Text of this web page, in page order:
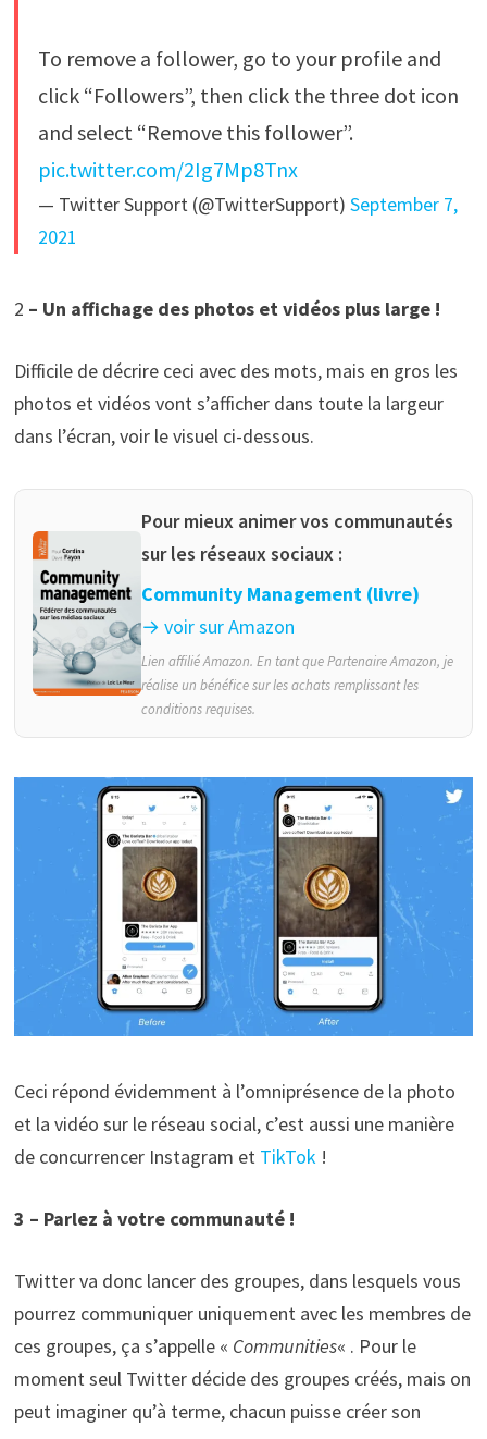
To remove a follower, go to your profile and
click “Followers”, then click the three dot icon
and select “Remove this follower”.
pic.twitter.com/2Ig7Mp8Tnx
— Twitter Support (@TwitterSupport) September 7,
2021
2 – Un affichage des photos et vidéos plus large !
Difficile de décrire ceci avec des mots, mais en gros les
photos et vidéos vont s’afficher dans toute la largeur
dans l’écran, voir le visuel ci-dessous.
Pour mieux animer vos communautés
sur les réseaux sociaux :
Community Management (livre)
→ voir sur Amazon
Lien affilié Amazon. En tant que Partenaire Amazon, je
réalise un bénéfice sur les achats remplissant les
conditions requises.
Ceci répond évidemment à l’omniprésence de la photo
et la vidéo sur le réseau social, c’est aussi une manière
de concurrencer Instagram et TikTok!
3 – Parlez à votre communauté !
Twitter va donc lancer des groupes, dans lesquels vous
pourrez communiquer uniquement avec les membres de
ces groupes, ça s’appelle « Communities« . Pour le
moment seul Twitter décide des groupes créés, mais on
peut imaginer qu’à terme, chacun puisse créer son